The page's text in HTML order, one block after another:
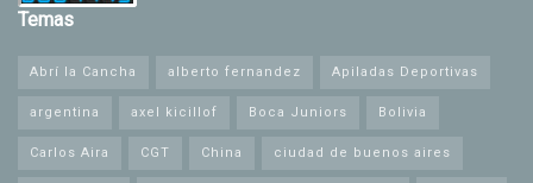
Temas
Abrí la Cancha alberto fernandez Apiladas Deportivas
argentina axel kicillof Boca Juniors Bolivia
Carlos Aira CGT China ciudad de buenos aires